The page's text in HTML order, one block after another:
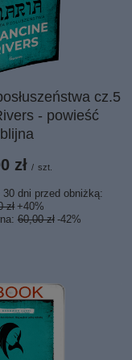
cz.5
- powieść
zł / szt.
dni przed obniżką:
zł +40%
60,00 zł -42%